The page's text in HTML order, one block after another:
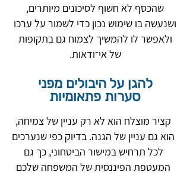
שהכסף לא חשוף לסיכונים מיותרים,
ושנעשה בו שימוש נכון כדי לשמור על ערכו
ולאפשר לו להמשיך לצמוח גם בתקופות
של אי־ודאות.
להגן על היבולים מפני
סערות פתאומיות
קציר מוצלח הוא לא רק עניין של צמיחה,
הוא גם עניין של הגנה. בדיוק כפי שנערכים
לכל תרחיש במישור הביטחוני, כך גם
המעטפת הפיננסית של המשפחה שלכם